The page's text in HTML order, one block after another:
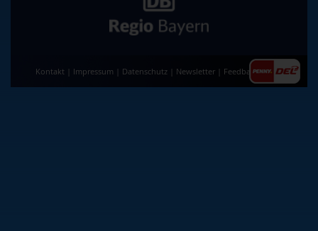
Kontakt Impressum Datenschutz Newsletter Feedback|AGB